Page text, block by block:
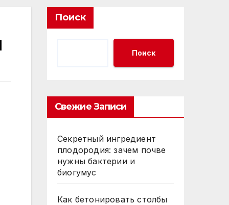
Поиск
Поиск
Свежие Записи
Секретный ингредиент
плодородия: зачем почве
нужны бактерии и
биогумус
Как бетонировать столбы